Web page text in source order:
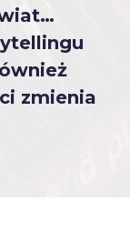
zmienia